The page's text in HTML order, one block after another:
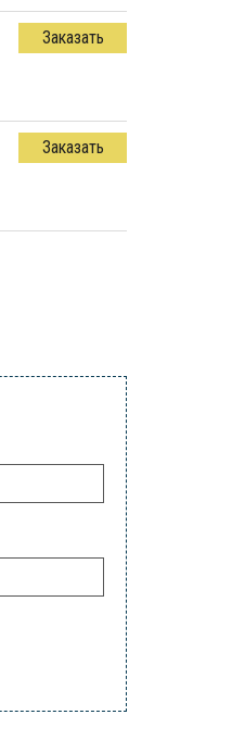
Заказать
Заказать